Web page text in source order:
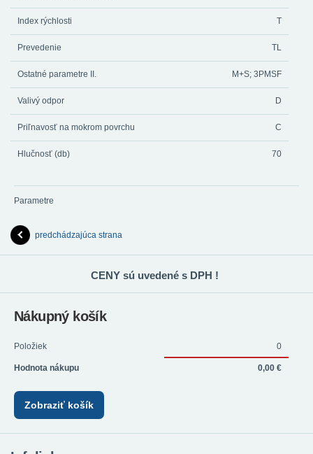
Index rýchlosti T
Prevedenie TL
Ostatné parametre II. M+S; 3PMSF
Valivý odpor D
Priľnavosť na mokrom povrchu C
Hlučnosť (db) 70
Parametre
predchádzajúca strana
CENY sú uvedené s DPH !
Nákupný košík
Položiek 0
Hodnota nákupu 0,00 €
Zobraziť košík